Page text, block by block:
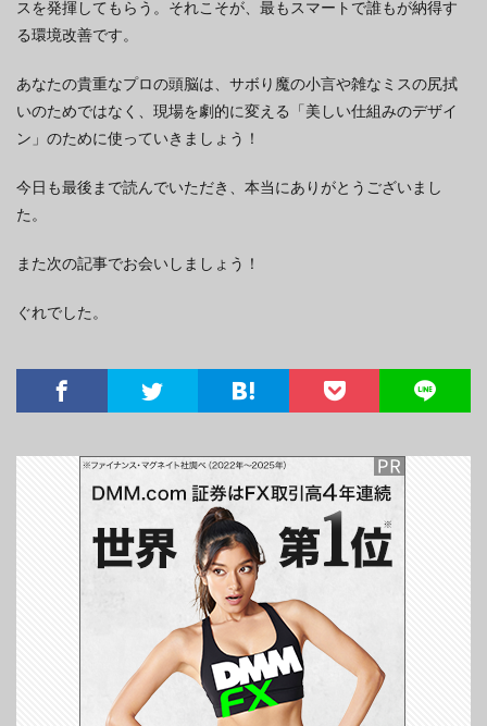
スを発揮してもらう。それこそが、最もスマートで誰もが納得す
る環境改善です。
あなたの貴重なプロの頭脳は、サボり魔の小言や雑なミスの尻拭
いのためではなく、現場を劇的に変える「美しい仕組みのデザイ
ン」のために使っていきましょう！
今日も最後まで読んでいただき、本当にありがとうございまし
た。
また次の記事でお会いしましょう！
ぐれでした。